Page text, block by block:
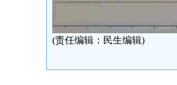
(责任编辑：民生编辑)